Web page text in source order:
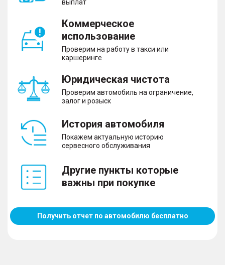
выплат
Коммерческое
использование
Проверим на работу в такси или
каршеринге
Юридическая чистота
Проверим автомобиль на ограничение,
залог и розыск
История автомобиля
Покажем актуальную историю
сервесного обслуживания
Другие пункты которые
важны при покупке
Получить отчет по автомобилю бесплатно